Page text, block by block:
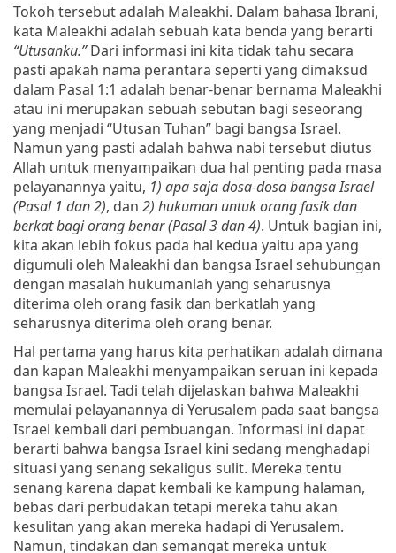
Tokoh tersebut adalah Maleakhi. Dalam bahasa Ibrani,
kata Maleakhi adalah sebuah kata benda yang berarti
“Utusanku.”Dari informasi ini kita tidak tahu secara
pasti apakah nama perantara seperti yang dimaksud
dalam Pasal 1:1 adalah benar-benar bernama Maleakhi
atau ini merupakan sebuah sebutan bagi seseorang
yang menjadi “Utusan Tuhan” bagi bangsa Israel.
Namun yang pasti adalah bahwa nabi tersebut diutus
Allah untuk menyampaikan dua hal penting pada masa
pelayanannya yaitu, 1) apa saja dosa-dosa bangsa Israel
(Pasal 1 dan 2), dan 2) hukuman untuk orang fasik dan
berkat bagi orang benar (Pasal 3 dan 4). Untuk bagian ini,
kita akan lebih fokus pada hal kedua yaitu apa yang
digumuli oleh Maleakhi dan bangsa Israel sehubungan
dengan masalah hukumanlah yang seharusnya
diterima oleh orang fasik dan berkatlah yang
seharusnya diterima oleh orang benar.
Hal pertama yang harus kita perhatikan adalah dimana
dan kapan Maleakhi menyampaikan seruan ini kepada
bangsa Israel. Tadi telah dijelaskan bahwa Maleakhi
memulai pelayanannya di Yerusalem pada saat bangsa
Israel kembali dari pembuangan. Informasi ini dapat
berarti bahwa bangsa Israel kini sedang menghadapi
situasi yang senang sekaligus sulit. Mereka tentu
senang karena dapat kembali ke kampung halaman,
bebas dari perbudakan tetapi mereka tahu akan
kesulitan yang akan mereka hadapi di Yerusalem.
Namun, tindakan dan semangat mereka untuk